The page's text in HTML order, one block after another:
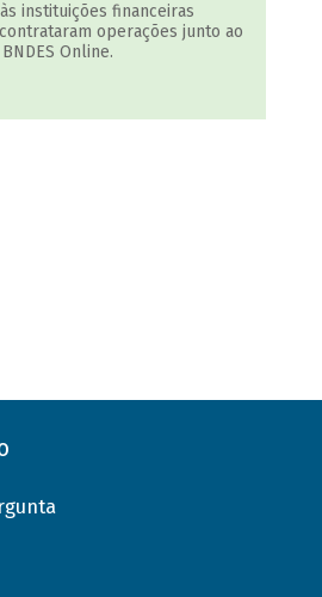
instituições financeiras
operações junto ao
Online.